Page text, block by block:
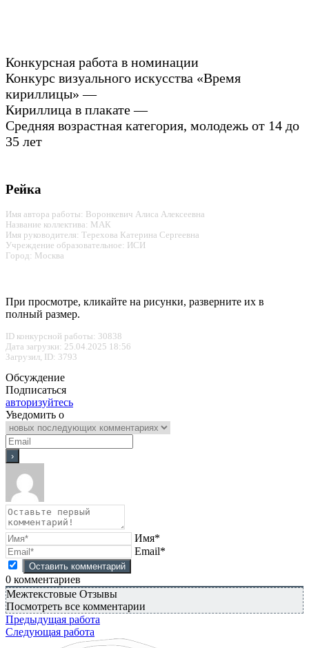
Конкурсная работа в номинации
Конкурс визуального искусства «Время
кириллицы» —
Кириллица в плакате —
Средняя возрастная категория, молодежь от 14 до
35 лет
Рейка
Имя автора работы: Воронкевич Алиса Алексеевна
Название коллектива: МАК
Имя руководителя: Терехова Катерина Сергеевна
Учреждение образовательное: ИСИ
Город: Москва
При просмотре, кликайте на рисунки, разверните их в
полный размер.
ID конкурсной работы: 30838
Дата загрузки: 25.04.2025 18:56
Загрузил, ID: 3793
Обсуждение
Подписаться
авторизуйтесь
Уведомить о
Имя*
Email*
0 комментариев
Межтекстовые Отзывы
Посмотреть все комментарии
Предыдущая работа
Следующая работа